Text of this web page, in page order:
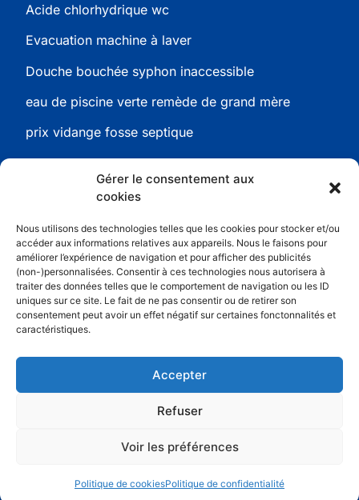
Gérer le consentement aux
cookies
Nous utilisons des technologies telles que les cookies pour stocker et/ou
accéder aux informations relatives aux appareils. Nous le faisons pour
améliorer l’expérience de navigation et pour afficher des publicités
(non-)personnalisées. Consentir à ces technologies nous autorisera à
traiter des données telles que le comportement de navigation ou les ID
uniques sur ce site. Le fait de ne pas consentir ou de retirer son
consentement peut avoir un effet négatif sur certaines fonctonnalités et
caractéristiques.
Accepter
Refuser
Voir les préférences
Politique de cookiesPolitique de confidentialité
Acide chlorhydrique wc
Evacuation machine à laver
Douche bouchée syphon inaccessible
eau de piscine verte remède de grand mère
prix vidange fosse septique
Conditions générales de ventes
Politique de confidentialité
Conditions générales d’utilisation
Mentions légales
Contact
© Copyright 2026. Tous droits réservés